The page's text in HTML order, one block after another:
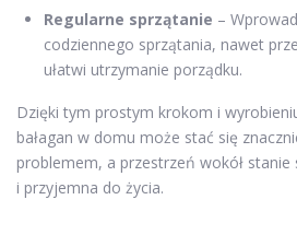
Regularne sprzątanie –
codziennego sprzątania, nawet
ułatwi utrzymanie porządku.
Dzięki tym prostym krokom i
bałagan w domu może stać się
problemem, a przestrzeń wokół
i przyjemna do życia.